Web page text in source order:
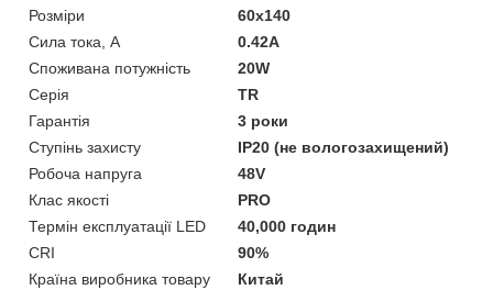
Розміри
60х140
Сила тока, А
0.42А
Споживана потужність
20W
Серія
TR
Гарантія
3 роки
Ступінь захисту
IP20 (не вологозахищений)
Робоча напруга
48V
Клас якості
PRO
Термін експлуатації LED
40,000 годин
CRI
90%
Країна виробника товару
Китай